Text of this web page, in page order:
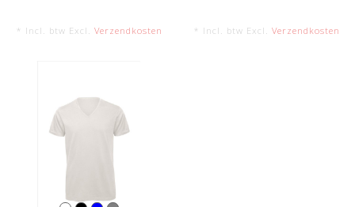
* Incl. btw Excl. Verzendkosten * Incl. btw Excl. Verzendkosten